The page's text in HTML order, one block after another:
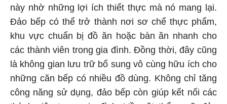
này nhờ những lợi ích thiết thực mà nó mang lại.
Đảo bếp có thể trở thành nơi sơ chế thực phẩm,
khu vực chuẩn bị đồ ăn hoặc bàn ăn nhanh cho
các thành viên trong gia đình. Đồng thời, đây cũng
là không gian lưu trữ bổ sung vô cùng hữu ích cho
những căn bếp có nhiều đồ dùng. Không chỉ tăng
công năng sử dụng, đảo bếp còn giúp kết nối các